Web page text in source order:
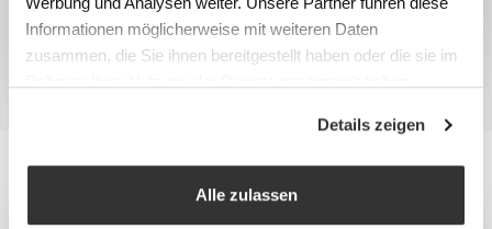
Informationen möglicherweise mit weiteren Daten
zusammen, die Sie ihnen bereitgestellt haben oder die sie im
Details zeigen
Alle zulassen
Disponible en 4 longueurs